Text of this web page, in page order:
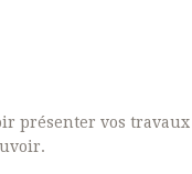
présenter vos